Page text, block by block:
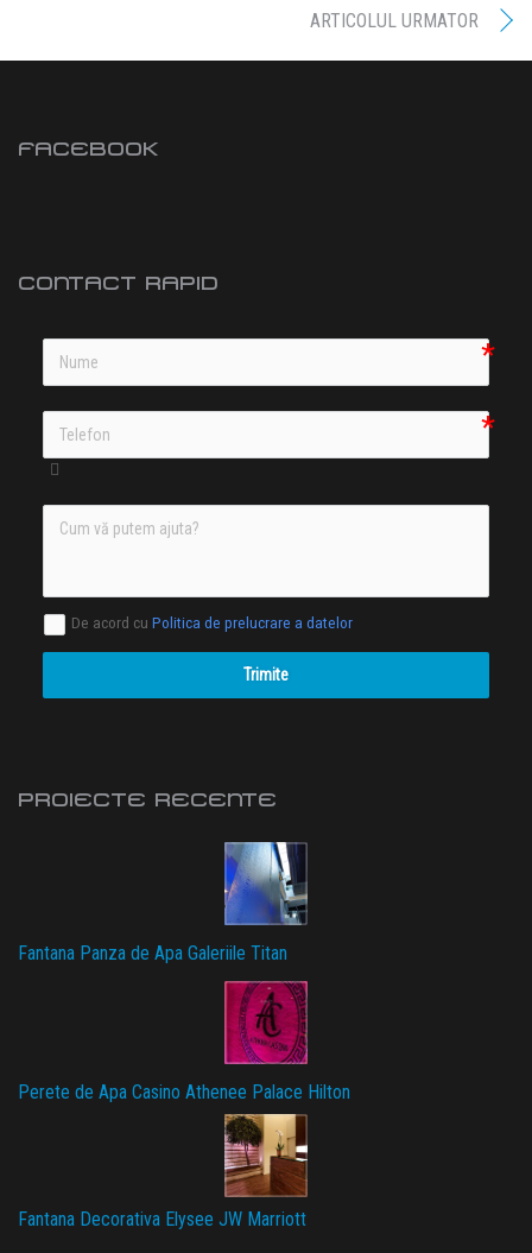
ARTICOLUL URMATOR
FACEBOOK
CONTACT RAPID
De acord cu Politica de prelucrare a datelor
Trimite
PROIECTE RECENTE
Fantana Panza de Apa Galeriile Titan
Perete de Apa Casino Athenee Palace Hilton
Fantana Decorativa Elysee JW Marriott